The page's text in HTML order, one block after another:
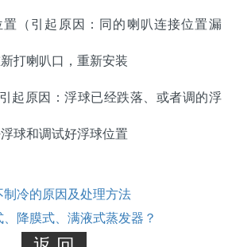
（引起原因：同的喇叭连接位置漏
打喇叭口，重新安装
起原因：浮球已经跌落、或者调的浮
球和调试好浮球位置
制冷的原因及处理方法
降膜式、满液式蒸发器？